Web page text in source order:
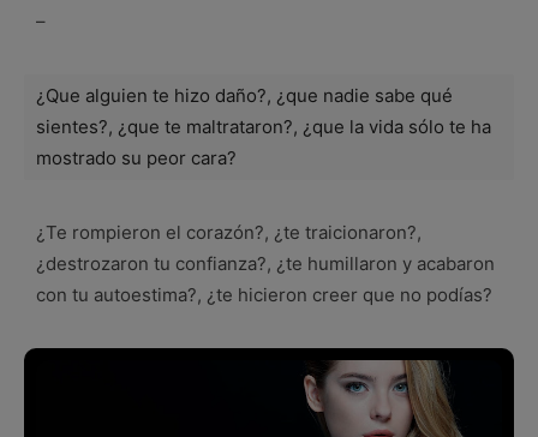
–
¿Que alguien te hizo daño?, ¿que nadie sabe qué
sientes?, ¿que te maltrataron?, ¿que la vida sólo te ha
mostrado su peor cara?
¿Te rompieron el corazón?, ¿te traicionaron?,
¿destrozaron tu confianza?, ¿te humillaron y acabaron
con tu autoestima?, ¿te hicieron creer que no podías?